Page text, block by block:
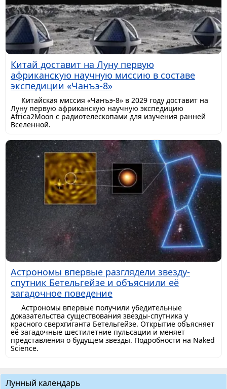
Китай доставит на Луну первую
африканскую научную миссию в составе
экспедиции «Чанъэ-8»
Китайская миссия «Чанъэ-8» в 2029 году доставит на
Луну первую африканскую научную экспедицию
Africa2Moon с радиотелескопами для изучения ранней
Вселенной.
Астрономы впервые разглядели звезду-
спутник Бетельгейзе и объяснили её
загадочное поведение
Астрономы впервые получили убедительные
доказательства существования звезды-спутника у
красного сверхгиганта Бетельгейзе. Открытие объясняет
её загадочные шестилетние пульсации и меняет
представления о будущем звезды. Подробности на Naked
Science.
Лунный календарь